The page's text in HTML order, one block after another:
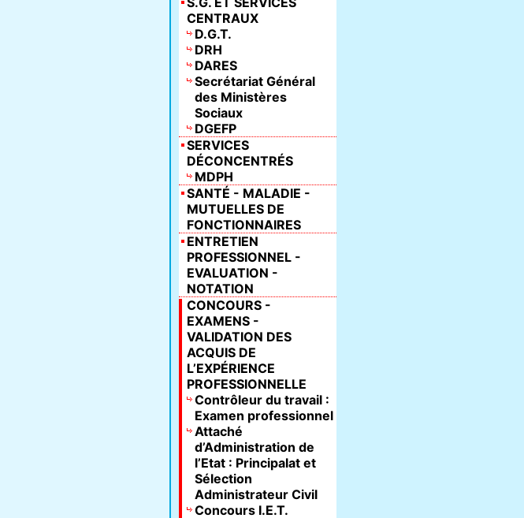
CENTRAUX
D.G.T.
DRH
DARES
Secrétariat Général
des Ministères
Sociaux
DGEFP
SERVICES
DÉCONCENTRÉS
MDPH
SANTÉ - MALADIE -
MUTUELLES DE
FONCTIONNAIRES
ENTRETIEN
PROFESSIONNEL -
EVALUATION -
NOTATION
CONCOURS -
EXAMENS -
VALIDATION DES
ACQUIS DE
L’EXPÉRIENCE
PROFESSIONNELLE
Contrôleur du travail :
Examen professionnel
Attaché
d’Administration de
l’Etat : Principalat et
Sélection
Administrateur Civil
Concours I.E.T.